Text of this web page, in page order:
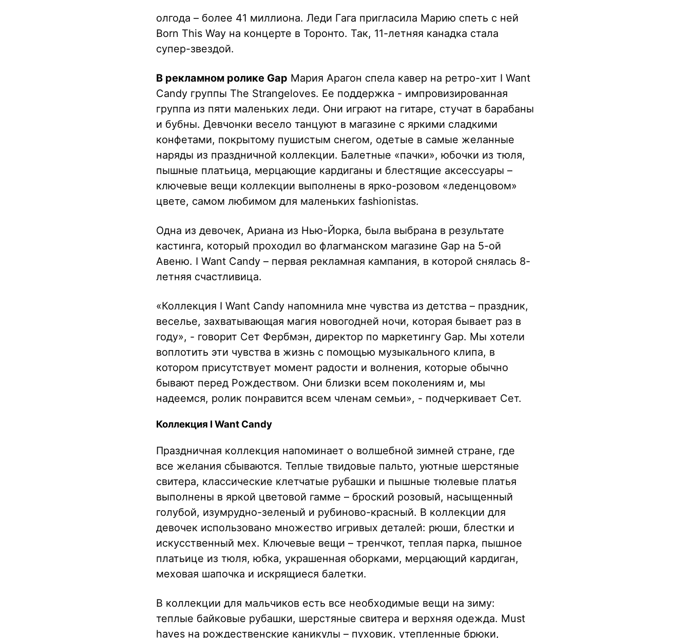
олгода – более 41 миллиона. Леди Гага пригласила Марию спеть с ней
Born This Way на концерте в Торонто. Так, 11-летняя канадка стала
супер-звездой.
В рекламном ролике Gap Мария Арагон спела кавер на ретро-хит I Want
Candy группы The Strangeloves. Ее поддержка - импровизированная
группа из пяти маленьких леди. Они играют на гитаре, стучат в барабаны
и бубны. Девчонки весело танцуют в магазине с яркими сладкими
конфетами, покрытому пушистым снегом, одетые в самые желанные
наряды из праздничной коллекции. Балетные «пачки», юбочки из тюля,
пышные платьица, мерцающие кардиганы и блестящие аксессуары –
ключевые вещи коллекции выполнены в ярко-розовом «леденцовом»
цвете, самом любимом для маленьких fashionistas.
Одна из девочек, Ариана из Нью-Йорка, была выбрана в результате
кастинга, который проходил во флагманском магазине Gap на 5-ой
Авеню. I Want Candy – первая рекламная кампания, в которой снялась 8-
летняя счастливица.
«Коллекция I Want Candy напомнила мне чувства из детства – праздник,
веселье, захватывающая магия новогодней ночи, которая бывает раз в
году», - говорит Сет Фербмэн, директор по маркетингу Gap. Мы хотели
воплотить эти чувства в жизнь с помощью музыкального клипа, в
котором присутствует момент радости и волнения, которые обычно
бывают перед Рождеством. Они близки всем поколениям и, мы
надеемся, ролик понравится всем членам семьи», - подчеркивает Сет.
Коллекция I Want Candy
Праздничная коллекция напоминает о волшебной зимней стране, где
все желания сбываются. Теплые твидовые пальто, уютные шерстяные
свитера, классические клетчатые рубашки и пышные тюлевые платья
выполнены в яркой цветовой гамме – броский розовый, насыщенный
голубой, изумрудно-зеленый и рубиново-красный. В коллекции для
девочек использовано множество игривых деталей: рюши, блестки и
искусственный мех. Ключевые вещи – тренчкот, теплая парка, пышное
платьице из тюля, юбка, украшенная оборками, мерцающий кардиган,
меховая шапочка и искрящиеся балетки.
В коллекции для мальчиков есть все необходимые вещи на зиму:
теплые байковые рубашки, шерстяные свитера и верхняя одежда. Must
haves на рождественские каникулы – пуховик, утепленные брюки,